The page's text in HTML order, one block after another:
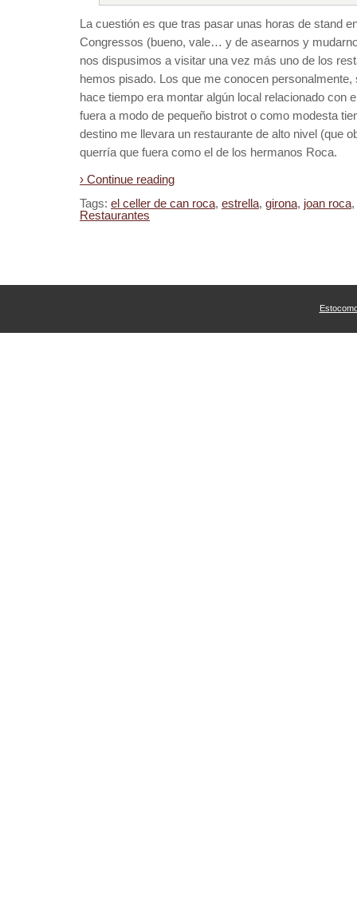
La cuestión es que tras pasar unas horas de stand
Congressos (bueno, vale… y de asearnos y
nos dispusimos a visitar una vez más uno de los
hemos pisado. Los que me conocen
hace tiempo era montar algún local relacionado con
fuera a modo de pequeño bistrot o como modesta
destino me llevara un restaurante de alto nivel (que
querría que fuera como el de los hermanos Roca.
› Continue reading
Tags: el celler de can roca, estrella, girona, joan roca,
Restaurantes